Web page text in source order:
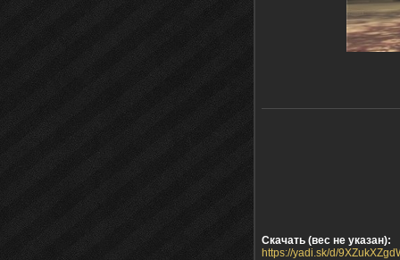
Скачать (вес не указан):
https://yadi.sk/d/